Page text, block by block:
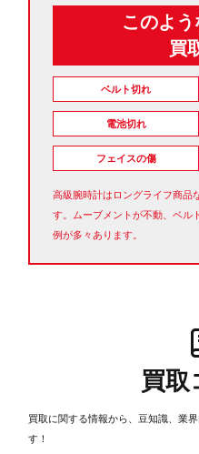
このよう
買
ベルト切れ
電池切れ
フェイスの傷
高級腕時計はロングライフ商品
す。ムーブメントが不動、ベル
例が多々あります。
買取
買取に関する情報から、豆知識、業
す！